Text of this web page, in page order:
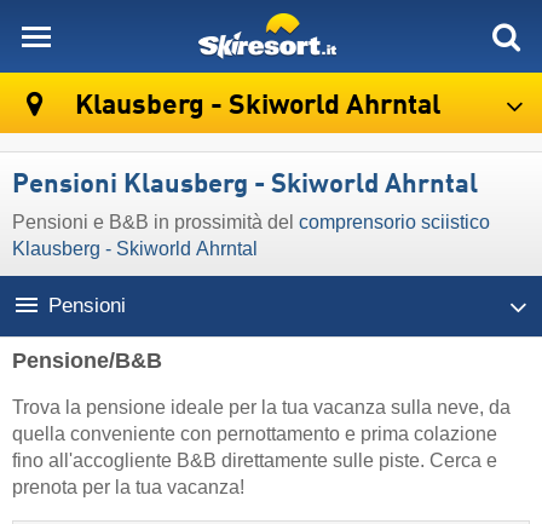
Klausberg - Skiworld Ahrntal
Pensioni Klausberg - Skiworld Ahrntal
Pensioni e B&B in prossimità del comprensorio sciistico
Klausberg - Skiworld Ahrntal
Pensioni
Pensione/B&B
Trova la pensione ideale per la tua vacanza sulla neve, da
quella conveniente con pernottamento e prima colazione
fino all'accogliente B&B direttamente sulle piste. Cerca e
prenota per la tua vacanza!